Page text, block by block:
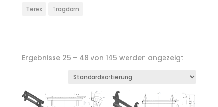
Terex
Tragdorn
Ergebnisse 25 – 48 von 145 werden angezeigt